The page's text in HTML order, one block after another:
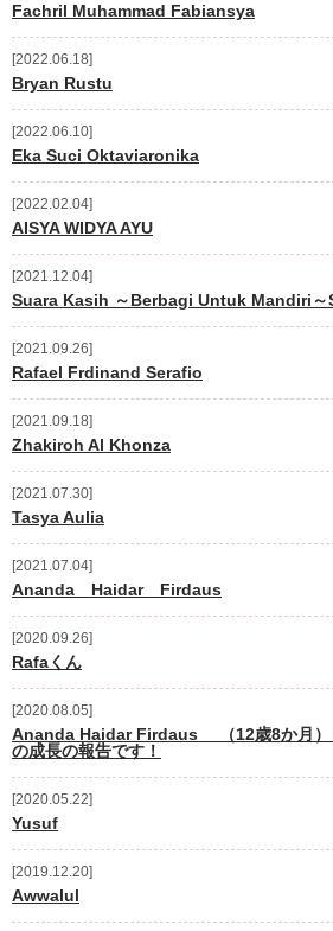
Fachril Muhammad Fabiansya
2022.06.18
Bryan Rustu
2022.06.10
Eka Suci Oktaviaronika
2022.02.04
AISYA WIDYA AYU
2021.12.04
Suara Kasih ～Berbagi Untuk Mandiri～
2021.09.26
Rafael Frdinand Serafio
2021.09.18
Zhakiroh Al Khonza
2021.07.30
Tasya Aulia
2021.07.04
Ananda Haidar Firdaus
2020.09.26
Rafaくん
2020.08.05
Ananda Haidar Firdaus （12歳8か月）
の成長の報告です！
2020.05.22
Yusuf
2019.12.20
Awwalul